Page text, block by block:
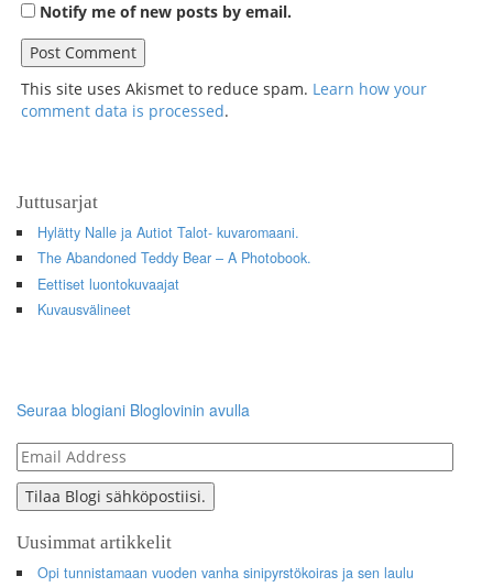
Notify me of new posts by email.
This site uses Akismet to reduce spam. Learn how your
comment data is processed.
Juttusarjat
Hylätty Nalle ja Autiot Talot- kuvaromaani.
The Abandoned Teddy Bear – A Photobook.
Eettiset luontokuvaajat
Kuvausvälineet
Seuraa blogiani Bloglovinin avulla
Email
Address
Tilaa Blogi sähköpostiisi.
Uusimmat artikkelit
Opi tunnistamaan vuoden vanha sinipyrstökoiras ja sen laulu